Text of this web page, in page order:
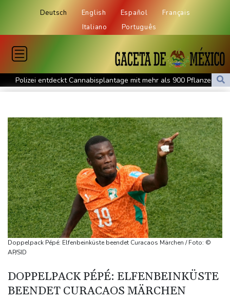
Deutsch English Español
Français
Italiano
Português
Polizei entdeckt Cannabisplantage mit mehr als 900 Pflanzen in
Kerpen - Festnahme
SUV-Markt
Sicherheitskreise vermuten russische Kampagne hinter
Falschvideo zu Merz-Rücktritt
Papst Leo XIV. will bei Frankreich-Besuch Missbrauchsopfer
treffen
Nationaler Sicherheitsrat mit Merz tagt zu Drohnenvorfall in
Leipzig
Kabel der Deutschen Bahn beschädigt: Kölner Staatsschutz
ermittelt wegen Sabotage
Frankreichs Außenminister Barrot kündigt Reaktion auf russische
Wahlkampf-Einmischung an
Ein Viertel der Reisenden in Deutschland lässt sich Ziele von der
KI vorschlagen
Doppelpack Pépé: Elfenbeinküste beendet Curacaos Märchen / Foto: ©
AP/SID
DOPPELPACK PÉPÉ: ELFENBEINKÜSTE
BEENDET CURACAOS MÄRCHEN